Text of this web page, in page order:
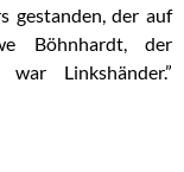
gestanden, der auf
Böhnhardt, der
Linkshänder.”